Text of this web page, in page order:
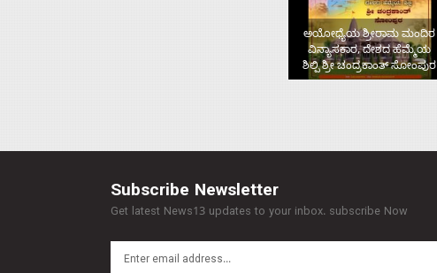
ಅಯೋಧ್ಯೆಯ ಶ್ರೀರಾಮ ಮಂದಿರ
ವಿನ್ಯಾಸಕಾರ, ದೇಶದ ಹೆಮ್ಮೆಯ
ಶಿಲ್ಪಿ ಶ್ರೀ ಚಂದ್ರಕಾಂತ್‌ ಸೋಂಪುರ
Subscribe Newsletter
Get latest News13 updates to your inbox. subscribe Now